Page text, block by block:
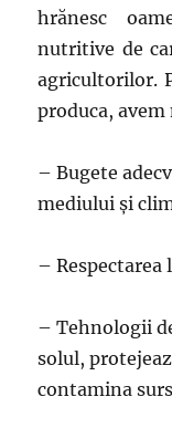
hrănesc
nutritive de
agricultorilor.
produca, avem
– Bugete
mediului şi
– Respectarea
– Tehnologii
solul,
contamina